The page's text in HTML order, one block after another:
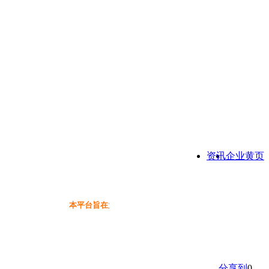
企业黄页
资讯
本平台旨在为保健品行业提供一个信息免费展示交流互动